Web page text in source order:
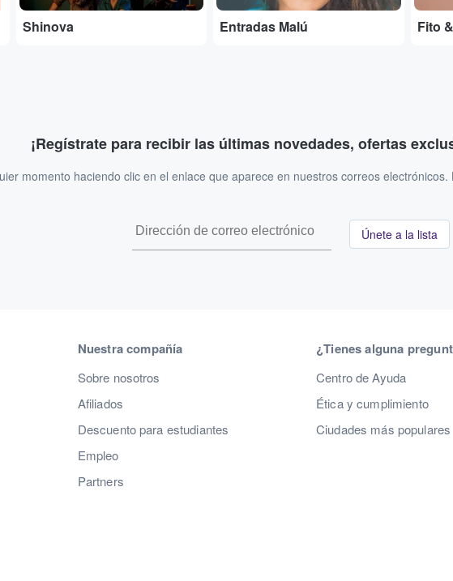
Shinova Entradas Malú Fito
¡Regístrate para recibir las últimas novedades, ofertas
momento haciendo clic en el enlace que aparece en nuestros correos electrónicos.
Únete a la lista
Nuestra compañía
Sobre nosotros
Afiliados
Descuento para estudiantes
Empleo
Partners
¿Tienes alguna
Centro de Ayuda
Ética y cumplimiento
Ciudades más populares